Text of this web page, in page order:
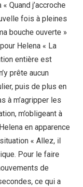
Quand j’accroche
fois à pleines
bouche ouverte »
Helena « La
entière est
prête aucun
puis de plus en
à m’agripper les
m’obligeant à
en apparence
« Allez, il
Pour le faire
de
ce qui a